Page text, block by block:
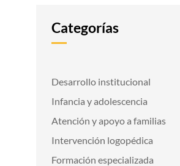
Categorías
Desarrollo institucional
Infancia y adolescencia
Atención y apoyo a familias
Intervención logopédica
Formación especializada